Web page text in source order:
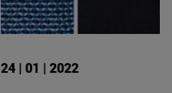
24 | 01 | 2022